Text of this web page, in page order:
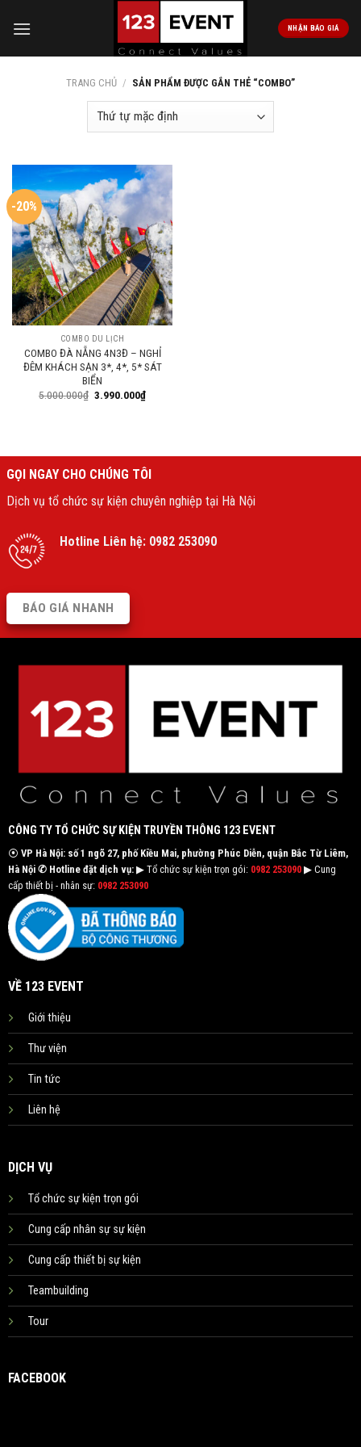
NHẬN BÁO GIÁ
TRANG CHỦ / SẢN PHẨM ĐƯỢC GẮN THẺ “COMBO”
-20%
COMBO DU LỊCH
COMBO ĐÀ NẴNG 4N3Đ – NGHỈ
ĐÊM KHÁCH SẠN 3*, 4*, 5* SÁT
BIỂN
5.000.000₫ 3.990.000₫
GỌI NGAY CHO CHÚNG TÔI
Dịch vụ tổ chức sự kiện chuyên nghiệp tại Hà Nội
Hotline Liên hệ: 0982 253090
BÁO GIÁ NHANH
CÔNG TY TỔ CHỨC SỰ KIỆN TRUYỀN THÔNG 123 EVENT
⦿ VP Hà Nội: số 1 ngõ 27, phố Kiều Mai, phường Phúc Diễn, quận Bắc Từ Liêm,
Hà Nội ✆ Hotline đặt dịch vụ:▶ Tổ chức sự kiện trọn gói: 0982 253090▶ Cung
cấp thiết bị - nhân sự: 0982 253090
VỀ 123 EVENT
Giới thiệu
Thư viện
Tin tức
Liên hệ
DỊCH VỤ
Tổ chức sự kiện trọn gói
Cung cấp nhân sự sự kiện
Cung cấp thiết bị sự kiện
Teambuilding
Tour
FACEBOOK